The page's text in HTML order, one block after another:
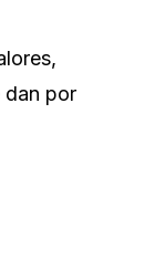
dan por